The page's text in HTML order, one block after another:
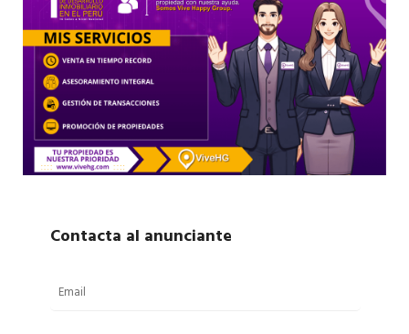
Contacta al anunciante